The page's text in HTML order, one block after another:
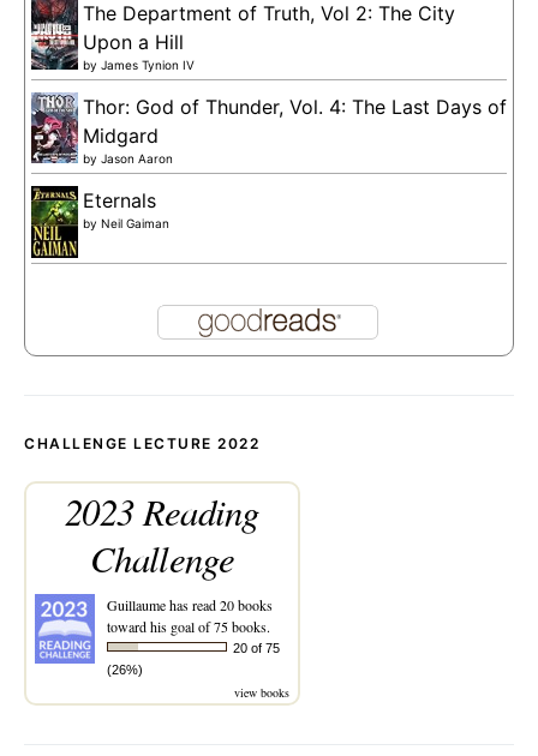
The Department of Truth, Vol 2: The City
Upon a Hill
by James Tynion IV
Thor: God of Thunder, Vol. 4: The Last Days of
Midgard
by Jason Aaron
Eternals
by Neil Gaiman
CHALLENGE LECTURE 2022
2023 Reading
Challenge
Guillaumehas read 20 books
toward his goal of 75 books.
20 of 75
(26%)
view books